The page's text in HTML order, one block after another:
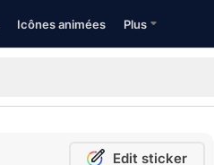
Icônes animées Plus
Edit sticker